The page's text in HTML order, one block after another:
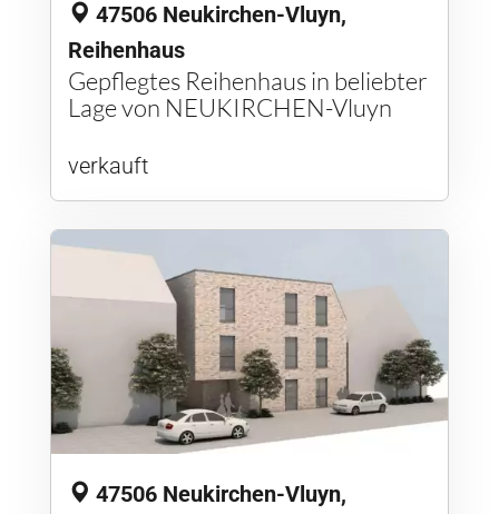
47506 Neukirchen-Vluyn,
Reihenhaus
Gepflegtes Reihenhaus in beliebter
Lage von NEUKIRCHEN-Vluyn
verkauft
47506 Neukirchen-Vluyn,